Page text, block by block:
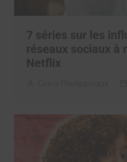
7 séries sur les
réseaux sociaux à
Netflix